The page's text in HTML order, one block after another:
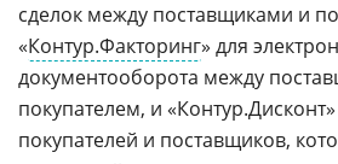
сделок между поставщиками и
«Контур.Факторинг» для
документооборота между
покупателем, и
покупателей и поставщиков,